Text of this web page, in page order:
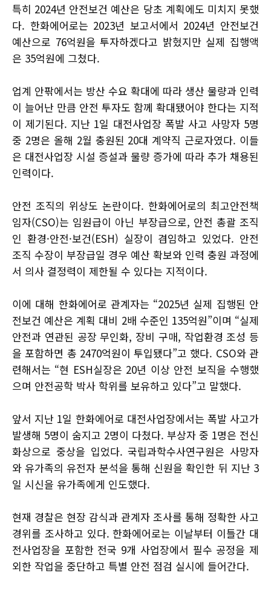
특히 2024년 안전보건 예산은 당초 계획에도 미치지 못했
다. 한화에어로는 2023년 보고서에서 2024년 안전보건
예산으로 76억원을 투자하겠다고 밝혔지만 실제 집행액
은 35억원에 그쳤다.
업계 안팎에서는 방산 수요 확대에 따라 생산 물량과 인력
이 늘어난 만큼 안전 투자도 함께 확대됐어야 한다는 지적
이 제기된다. 지난 1일 대전사업장 폭발 사고 사망자 5명
중 2명은 올해 2월 충원된 20대 계약직 근로자였다. 이들
은 대전사업장 시설 증설과 물량 증가에 따라 추가 채용된
인력이다.
안전 조직의 위상도 논란이다. 한화에어로의 최고안전책
임자(CSO)는 임원급이 아닌 부장급으로, 안전 총괄 조직
인 환경·안전·보건(ESH) 실장이 겸임하고 있었다. 안전
조직 수장이 부장급일 경우 예산 확보와 인력 충원 과정에
서 의사 결정력이 제한될 수 있다는 지적이다.
이에 대해 한화에어로 관계자는 “2025년 실제 집행된 안
전보건 예산은 계획 대비 2배 수준인 135억원”이며 “실제
안전과 연관된 공장 무인화, 장비 구매, 작업환경 조성 등
을 포함하면 총 2470억원이 투입됐다”고 했다. CSO와 관
련해서는 “현 ESH실장은 20년 이상 안전 보직을 수행했
으며 안전공학 박사 학위를 보유하고 있다”고 말했다.
앞서 지난 1일 한화에어로 대전사업장에서는 폭발 사고가
발생해 5명이 숨지고 2명이 다쳤다. 부상자 중 1명은 전신
화상으로 중상을 입었다. 국립과학수사연구원은 사망자
와 유가족의 유전자 분석을 통해 신원을 확인한 뒤 지난 3
일 시신을 유가족에게 인도했다.
현재 경찰은 현장 감식과 관계자 조사를 통해 정확한 사고
경위를 조사하고 있다. 한화에어로는 이날부터 이틀간 대
전사업장을 포함한 전국 9개 사업장에서 필수 공정을 제
외한 작업을 중단하고 특별 안전 점검 실시에 들어간다.